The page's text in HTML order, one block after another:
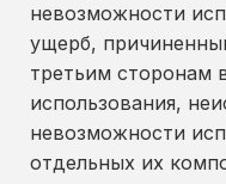
невозможности
ущерб,
третьим сторонам
использования,
невозможности
отдельных их